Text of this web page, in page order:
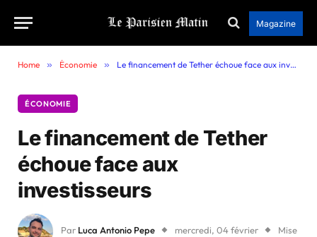
Magazine
Home » Économie » Le financement de Tether échoue face aux investisseurs
ÉCONOMIE
Le financement de Tether
échoue face aux
investisseurs
Par Luca Antonio Pepe mercredi, 04 février Mise